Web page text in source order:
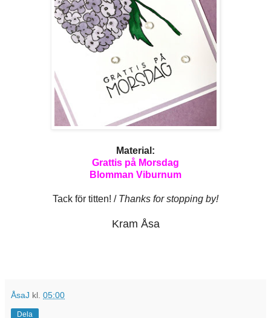
Material:
Grattis på Morsdag
Blomman Viburnum
Tack för titten! / Thanks for stopping by!
Kram Åsa
ÅsaJ kl. 05:00
Dela